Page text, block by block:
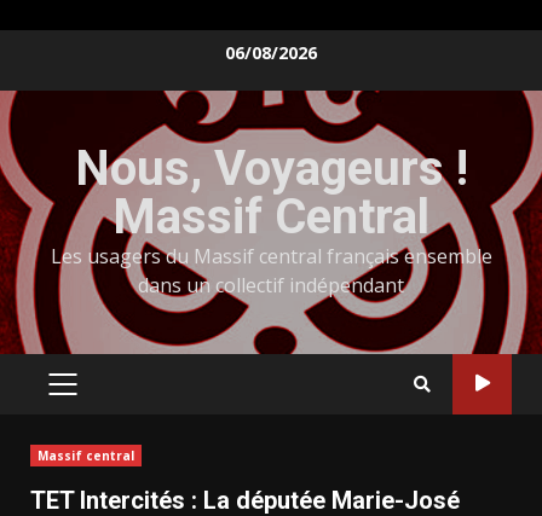
content
06/08/2026
Nous, Voyageurs !
Massif Central
Les usagers du Massif central français ensemble
dans un collectif indépendant
PRIMARY
Massif central
TET Intercités : La députée Marie-José